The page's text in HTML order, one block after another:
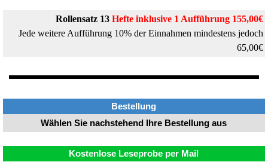
Rollensatz 13Hefteinklusive 1 Aufführung 155,00€
Jede weitere Aufführung 10% der Einnahmen mindestens jedoch
65,00€
Bestellung
Wählen Sie nachstehend Ihre Bestellung aus
Kostenlose Leseprobe per Mail